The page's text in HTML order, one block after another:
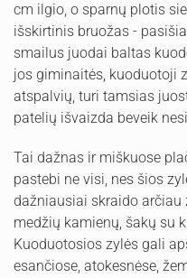
cm ilgio, o sparnų plotis
išskirtinis bruožas -
smailus juodai baltas
jos giminaitės, kuoduotoji
atspalvių, turi tamsias
patelių išvaizda beveik
Tai dažnas ir miškuose
pastebi ne visi, nes šios
dažniausiai skraido arčiau
medžių kamienų, šakų su
Kuoduotosios zylės gali
esančiose, atokesnėse,